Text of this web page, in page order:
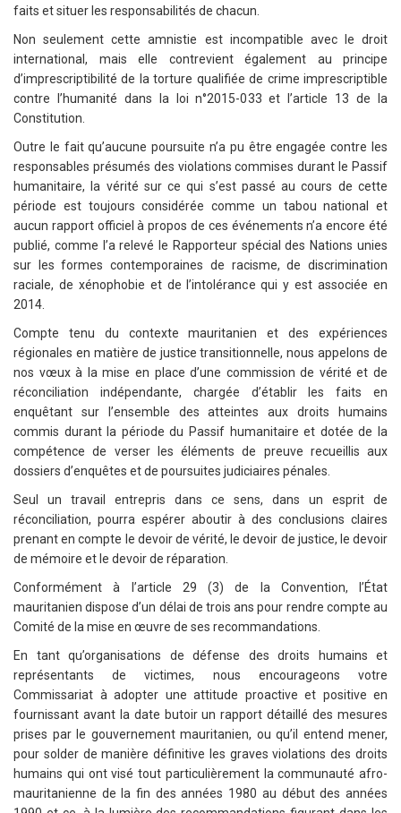
faits et situer les responsabilités de chacun.
Non seulement cette amnistie est incompatible avec le droit
international, mais elle contrevient également au principe
d’imprescriptibilité de la torture qualifiée de crime imprescriptible
contre l’humanité dans la loi n°2015-033 et l’article 13 de la
Constitution.
Outre le fait qu’aucune poursuite n’a pu être engagée contre les
responsables présumés des violations commises durant le Passif
humanitaire, la vérité sur ce qui s’est passé au cours de cette
période est toujours considérée comme un tabou national et
aucun rapport officiel à propos de ces événements n’a encore été
publié, comme l’a relevé le Rapporteur spécial des Nations unies
sur les formes contemporaines de racisme, de discrimination
raciale, de xénophobie et de l’intolérance qui y est associée en
2014.
Compte tenu du contexte mauritanien et des expériences
régionales en matière de justice transitionnelle, nous appelons de
nos vœux à la mise en place d’une commission de vérité et de
réconciliation indépendante, chargée d’établir les faits en
enquêtant sur l’ensemble des atteintes aux droits humains
commis durant la période du Passif humanitaire et dotée de la
compétence de verser les éléments de preuve recueillis aux
dossiers d’enquêtes et de poursuites judiciaires pénales.
Seul un travail entrepris dans ce sens, dans un esprit de
réconciliation, pourra espérer aboutir à des conclusions claires
prenant en compte le devoir de vérité, le devoir de justice, le devoir
de mémoire et le devoir de réparation.
Conformément à l’article 29 (3) de la Convention, l’État
mauritanien dispose d’un délai de trois ans pour rendre compte au
Comité de la mise en œuvre de ses recommandations.
En tant qu’organisations de défense des droits humains et
représentants de victimes, nous encourageons votre
Commissariat à adopter une attitude proactive et positive en
fournissant avant la date butoir un rapport détaillé des mesures
prises par le gouvernement mauritanien, ou qu’il entend mener,
pour solder de manière définitive les graves violations des droits
humains qui ont visé tout particulièrement la communauté afro-
mauritanienne de la fin des années 1980 au début des années